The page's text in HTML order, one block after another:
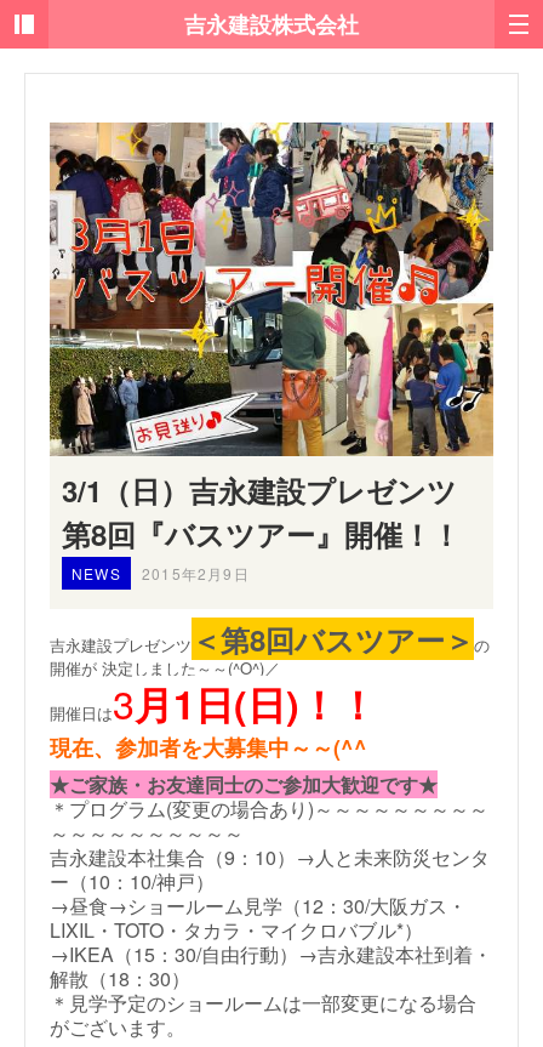
3/1（日）吉永建設プレゼンツ
第8回『バスツアー』開催！！
NEWS 2015年2月9日
吉永建設プレゼンツ ＜第8回バスツアー＞ の
開催が 決定しました～～(^O^)／
開催日は3月1日(日)！！
現在、参加者を大募集中～～(^^ゞ
★ご家族・お友達同士のご参加大歓迎です★
＊プログラム(変更の場合あり)～～～～～～～～～
～～～～～～～～～～
吉永建設本社集合（9：10）→人と未来防災センタ
ー（10：10/神戸）
→昼食→ショールーム見学（12：30/大阪ガス・
LIXIL・TOTO・タカラ・ マイクロバブル*）
→IKEA（15：30/自由行動）→吉永建設本社到着・
解散（18：30）
＊見学予定のショールームは一部変更になる場合
がございます。